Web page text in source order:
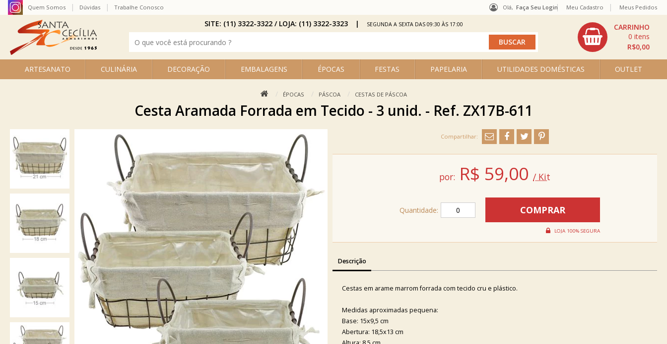
Olá, Faça Seu Login
ARTESANATO CULINÁRIA DECORAÇÃO EMBALAGENS ÉPOCAS FESTAS PAPELARIA UTILIDADES DOMÉSTICAS OUTLET
R$0,00
0
Quem Somos Dúvidas Trabalhe Conosco Meu Cadastro Meus Pedidos
SITE: (11) 3322-3322 / LOJA: (11) 3322-3323 SEGUNDA A SEXTA DAS 09:30 ÀS 17:00
ÉPOCAS PÁSCOA CESTAS DE PÁSCOA
Cesta Aramada Forrada em Tecido - 3 unid. - Ref. ZX17B-611
por: R$ 59,00 / Kit
Quantidade:
Descrição
Cestas em arame marrom forrada com tecido cru e plástico.
Medidas aproximadas pequena:
Base: 15x9,5 cm
Abertura: 18,5x13 cm